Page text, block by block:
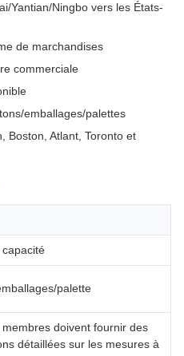
Yantian/Ningbo vers les États-
de marchandises
commerciale
emballages/palettes
Boston, Atlant, Toronto et
palette
membres doivent fournir des
détaillées sur les mesures à